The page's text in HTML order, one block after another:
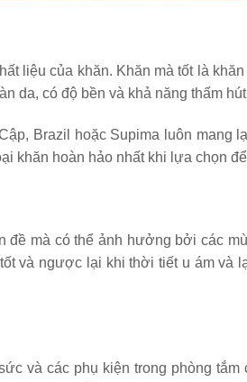
liệu của khăn. Khăn mà tốt là
da, có độ bền và khả năng thấm
Brazil hoặc Supima luôn mang
khăn hoàn hảo nhất khi lựa chọn
đề mà có thể ảnh hưởng bởi các
và ngược lại khi thời tiết u ám và
và các phụ kiện trong phòng tắm